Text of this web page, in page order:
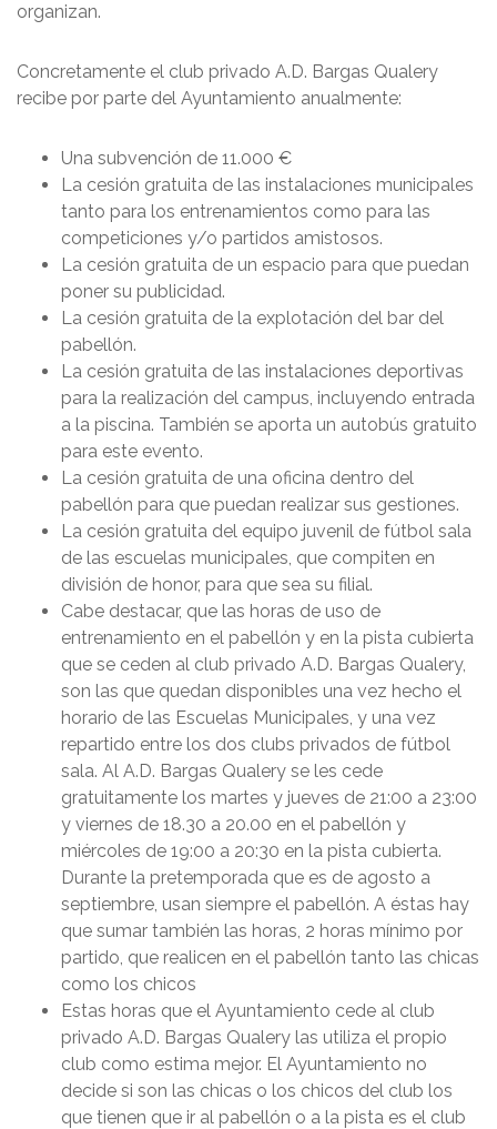
organizan.
Concretamente el club privado A.D. Bargas Qualery
recibe por parte del Ayuntamiento anualmente:
Una subvención de 11.000 €
La cesión gratuita de las instalaciones municipales
tanto para los entrenamientos como para las
competiciones y/o partidos amistosos.
La cesión gratuita de un espacio para que puedan
poner su publicidad.
La cesión gratuita de la explotación del bar del
pabellón.
La cesión gratuita de las instalaciones deportivas
para la realización del campus, incluyendo entrada
a la piscina. También se aporta un autobús gratuito
para este evento.
La cesión gratuita de una oficina dentro del
pabellón para que puedan realizar sus gestiones.
La cesión gratuita del equipo juvenil de fútbol sala
de las escuelas municipales, que compiten en
división de honor, para que sea su filial.
Cabe destacar, que las horas de uso de
entrenamiento en el pabellón y en la pista cubierta
que se ceden al club privado A.D. Bargas Qualery,
son las que quedan disponibles una vez hecho el
horario de las Escuelas Municipales, y una vez
repartido entre los dos clubs privados de fútbol
sala. Al A.D. Bargas Qualery se les cede
gratuitamente los martes y jueves de 21:00 a 23:00
y viernes de 18.30 a 20.00 en el pabellón y
miércoles de 19:00 a 20:30 en la pista cubierta.
Durante la pretemporada que es de agosto a
septiembre, usan siempre el pabellón. A éstas hay
que sumar también las horas, 2 horas mínimo por
partido, que realicen en el pabellón tanto las chicas
como los chicos
Estas horas que el Ayuntamiento cede al club
privado A.D. Bargas Qualery las utiliza el propio
club como estima mejor. El Ayuntamiento no
decide si son las chicas o los chicos del club los
que tienen que ir al pabellón o a la pista es el club